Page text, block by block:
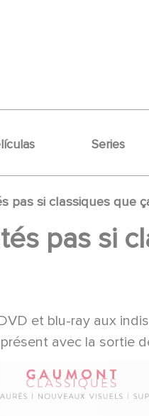
Series
pas si classiques que
pas si
et blu-ray aux
avec la sortie